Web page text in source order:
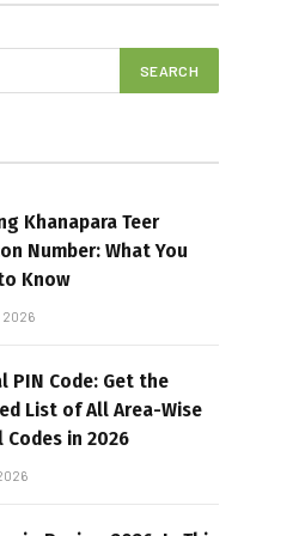
Khanapara Teer
Number: What You
Know
2026
PIN Code: Get the
List of All Area-Wise
Codes in 2026